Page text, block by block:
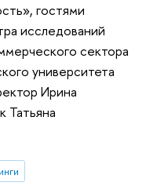
гостями
исследований
сектора
университета
Ирина
Татьяна